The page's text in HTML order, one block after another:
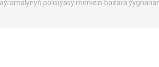
polisiýasy merkezi bazara